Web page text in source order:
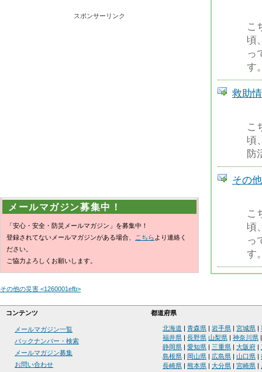
こ
頃
っ
す
救助
こ
頃
防
その
こ
頃
っ
す
スポンサーリンク
メールマガジン募集中！
「安心・安全・防災メールマガジン」を募集中！
登録されてないメールマガジンがある場合、
こちら より連絡く
ださい。
ご協力よろしくお願いします。
その他の災害 <1260001efb>
コンテンツ 都道府県
メールマガジン一覧
バックナンバー・検索
メールマガジン募集
お問い合わせ
北海道 青森県 岩手県 宮城県
福井県
長野県 山梨県 神奈川県
静岡県
愛知県 三重県 大阪府
島根県
岡山県 広島県 山口県
長崎県
熊本県 大分県 宮崎県